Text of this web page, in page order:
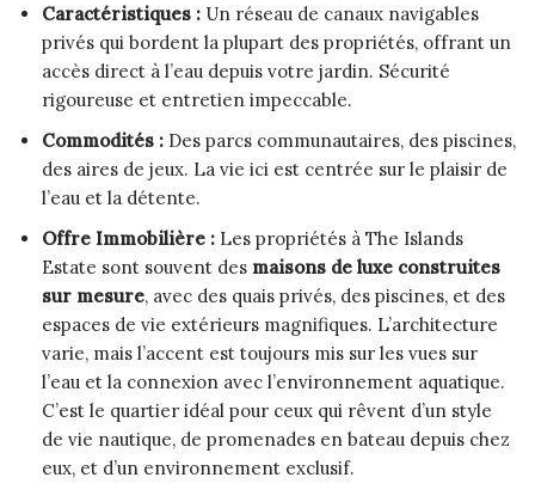
Caractéristiques : Un réseau de canaux navigables
privés qui bordent la plupart des propriétés, offrant un
accès direct à l’eau depuis votre jardin. Sécurité
rigoureuse et entretien impeccable.
Commodités : Des parcs communautaires, des piscines,
des aires de jeux. La vie ici est centrée sur le plaisir de
l’eau et la détente.
Offre Immobilière : Les propriétés à The Islands
Estate sont souvent des maisons de luxe construites
sur mesure, avec des quais privés, des piscines, et des
espaces de vie extérieurs magnifiques. L’architecture
varie, mais l’accent est toujours mis sur les vues sur
l’eau et la connexion avec l’environnement aquatique.
C’est le quartier idéal pour ceux qui rêvent d’un style
de vie nautique, de promenades en bateau depuis chez
eux, et d’un environnement exclusif.